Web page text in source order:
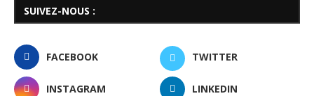
SUIVEZ-NOUS :
FACEBOOK TWITTER
INSTAGRAM LINKEDIN